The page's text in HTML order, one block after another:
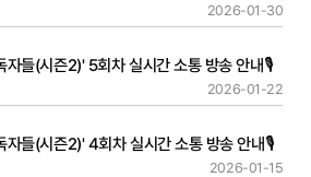
2026-01-30
들(시즌2)' 5회차 실시간 소통 방송 안내🎙️
2026-01-22
들(시즌2)' 4회차 실시간 소통 방송 안내🎙️
2026-01-15